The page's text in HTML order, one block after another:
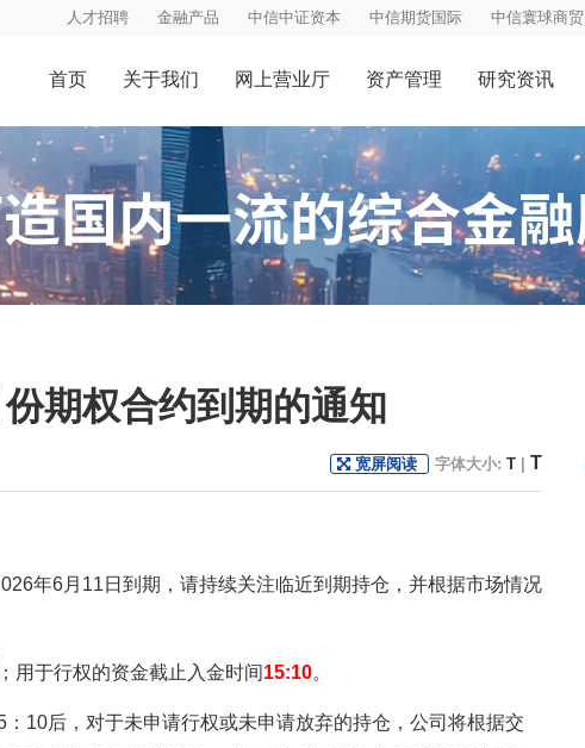
人才招聘 金融产品 中信中证资本 中信期货国际 中信寰球商贸
首页 关于我们 网上营业厅 资产管理 研究资讯
期权合约到期的通知
宽屏阅读 字体大小: T T
年6月11日到期，请持续关注临近到期持仓，并根据市场情况
；用于行权的资金截止入金时间15:10。
10后，对于未申请行权或未申请放弃的持仓， 公司将根据交